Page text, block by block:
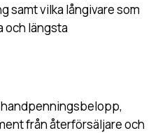
samt vilka långivare som
och längsta
från återförsäljare och